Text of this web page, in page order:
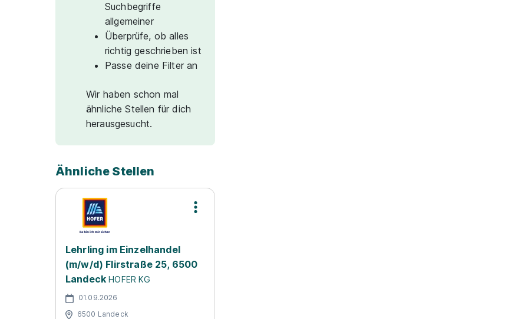
Suchbegriffe
allgemeiner
Überprüfe, ob alles
richtig geschrieben ist
Passe deine Filter an
Wir haben schon mal
ähnliche Stellen für dich
herausgesucht.
Ähnliche Stellen
Lehrling im Einzelhandel
(m/w/d) Flirstraße 25, 6500
Landeck HOFER KG
01.09.2026
6500 Landeck